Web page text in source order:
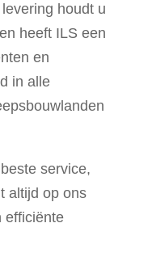
houdt u
heeft ILS een
en
in alle
service,
altijd op ons
efficiënte